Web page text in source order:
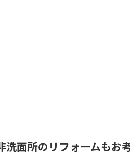
洗面所のリフォームもお